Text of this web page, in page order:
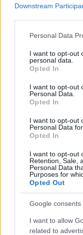
Downstream
Please note that this
not limited to your
grant or deny
use your data for
consent section.
Personal Data
I want to opt-out
personal data.
Opted In
I want to opt-out
Personal Data.
Opted In
I want to opt-out
Personal Data
Opted In
I want to opt-out
Retention, Sale,
Personal Data
Purposes for
Opted Out
Google consents
I want to allow
related to
groguet —con tres
rendimiento, el ex del
últimas cinco jornadas.
3.
8.560.000, 42
el ex de Las Palmas.
fichaje el pasado
un gol como suplente
ha afianzado en las
jornadas 8 y 12 ha